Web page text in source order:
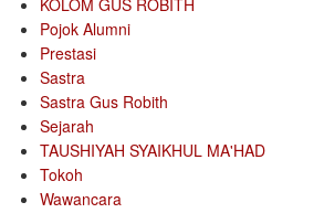
KOLOM GUS ROBITH
Pojok Alumni
Prestasi
Sastra
Sastra Gus Robith
Sejarah
TAUSHIYAH SYAIKHUL MA'HAD
Tokoh
Wawancara